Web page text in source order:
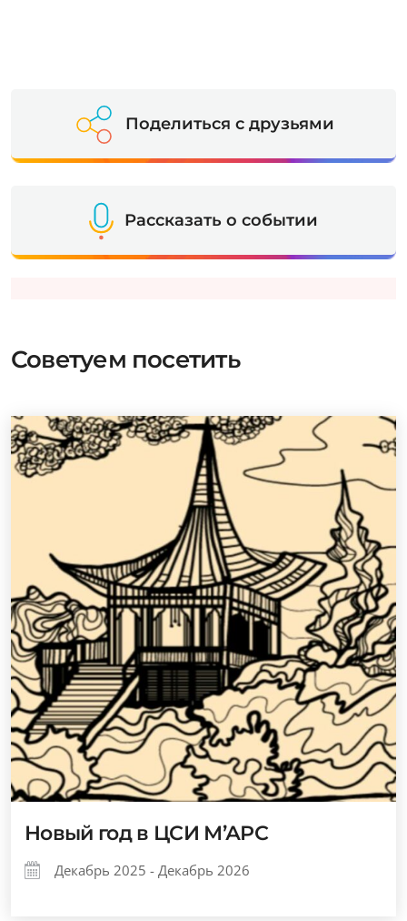
Поделиться с друзьями
Рассказать о событии
Советуем посетить
Новый год в ЦСИ М’АРС
Декабрь 2025 - Декабрь 2026